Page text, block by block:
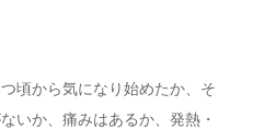
頃から気になり始めたか、そ
いか、痛みはあるか、発熱・